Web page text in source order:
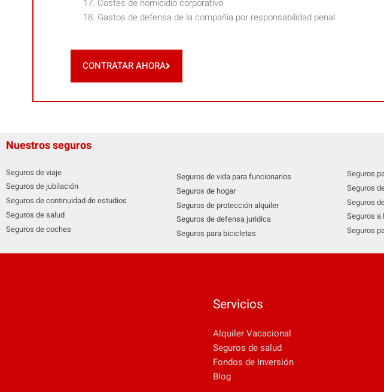
Costes de homicidio corporativo
Gastos de defensa de la compañía por responsabilidad penal
CONTRATAR AHORA
Nuestros seguros
Seguros de viaje
Seguros de jubilación
Seguros de continuidad de estudios
Seguros de salud
Seguros de coches
Seguros de vida para funcionarios
Seguros de hogar
Seguros de protección alquiler
Seguros de defensa juridica
Seguros para bicicletas
Seguros
Seguros
Seguros
Seguros a
Seguros
Servicios
Alquiler Vacacional
Seguros de salud
Fondos de Inversión
Blog